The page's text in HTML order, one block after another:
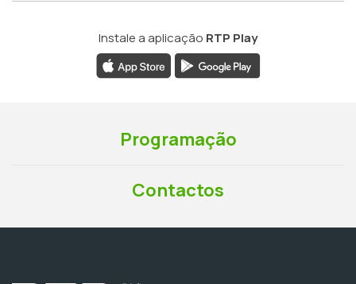
Instale a aplicação RTP Play
Programação
Contactos